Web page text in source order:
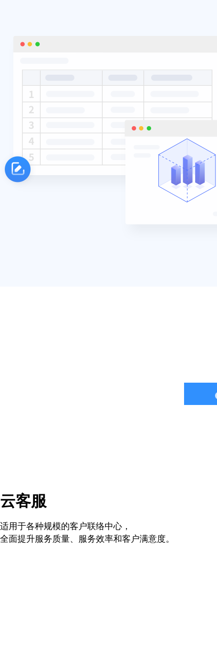
云客服
适用于各种规模的客户联络中心，
全面提升服务质量、服务效率和客户满意度。